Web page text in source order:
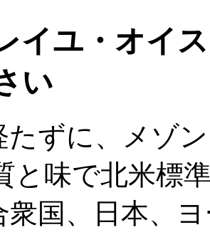
イユ・オイ
い
たずに、メゾ
と味で北米標
衆国、日本、